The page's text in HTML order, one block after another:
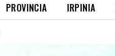
PROVINCIA IRPINIA